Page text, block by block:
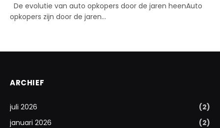
De evolutie van auto opkopers door de jaren heenAuto
opkopers zijn door de jaren…
ARCHIEF
juli 2026
(2)
januari 2026
(2)